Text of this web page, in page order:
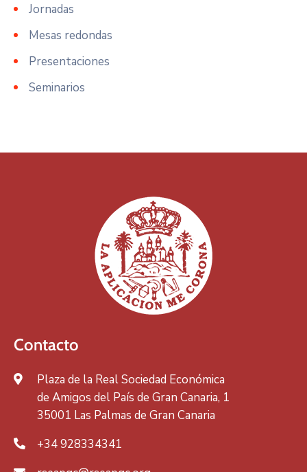
Jornadas
Mesas redondas
Presentaciones
Seminarios
Contacto
Plaza de la Real Sociedad Económica
de Amigos del País de Gran Canaria, 1
35001 Las Palmas de Gran Canaria
+34 928334341